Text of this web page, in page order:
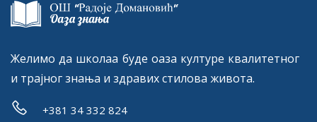
Желимо да школаа буде оаза културе квалитетног
и трајног знања и здравих стилова живота.
+381 34 332 824